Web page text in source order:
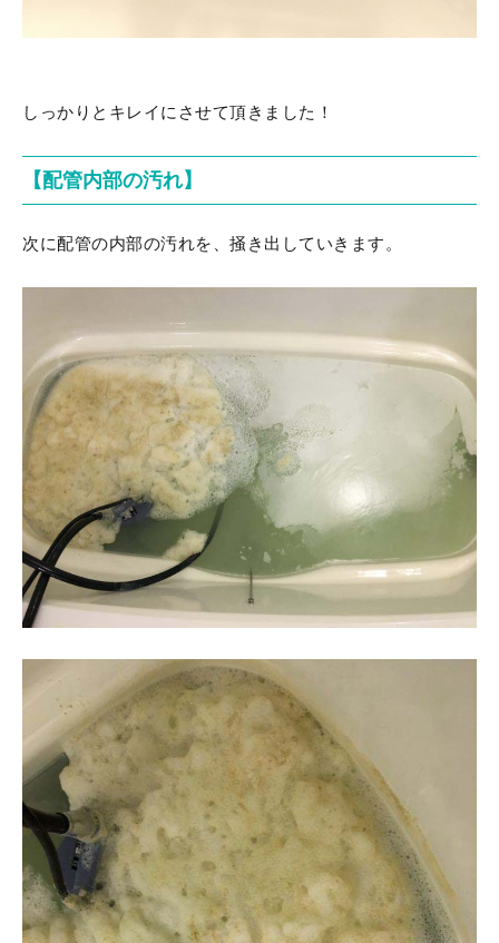
しっかりとキレイにさせて頂きました！
【配管内部の汚れ】
次に配管の内部の汚れを、掻き出していきます。